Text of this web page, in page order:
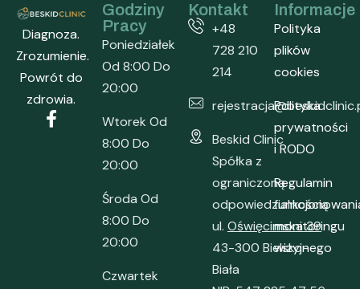
Diagnoza.
Zrozumienie.
Powrót do
zdrowia.
Godziny
Pracy
Poniedziałek
Od 8:00 Do
20:00
Wtorek Od
8:00 Do
20:00
Środa Od
8:00 Do
20:00
Czwartek
Kontakt
+48
728 210
214
Beskid Clinic
Spółka z
ograniczoną
odpowiedzialnością
ul. Oświęcimska 39
43-300 Bielsko-
Biała
Informacje
Polityka
plików
cookies
Polityka
prywatności
i RODO
Regulamin
monitoringu
wizyjnego